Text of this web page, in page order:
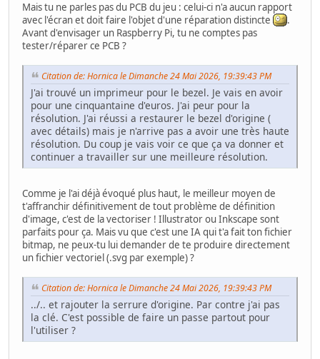
Mais tu ne parles pas du PCB du jeu : celui-ci n'a aucun rapport
avec l'écran et doit faire l'objet d'une réparation distincte
.
Avant d'envisager un Raspberry Pi, tu ne comptes pas
tester/réparer ce PCB ?
Citation de: Hornica le Dimanche 24 Mai 2026, 19:39:43 PM
J'ai trouvé un imprimeur pour le bezel. Je vais en avoir
pour une cinquantaine d'euros. J'ai peur pour la
résolution. J'ai réussi a restaurer le bezel d'origine (
avec détails) mais je n'arrive pas a avoir une très haute
résolution. Du coup je vais voir ce que ça va donner et
continuer a travailler sur une meilleure résolution.
Comme je l'ai déjà évoqué plus haut, le meilleur moyen de
t'affranchir définitivement de tout problème de définition
d'image, c'est de la vectoriser ! Illustrator ou Inkscape sont
parfaits pour ça. Mais vu que c'est une IA qui t'a fait ton fichier
bitmap, ne peux-tu lui demander de te produire directement
un fichier vectoriel (.svg par exemple) ?
Citation de: Hornica le Dimanche 24 Mai 2026, 19:39:43 PM
../.. et rajouter la serrure d'origine. Par contre j'ai pas
la clé. C'est possible de faire un passe partout pour
l'utiliser ?